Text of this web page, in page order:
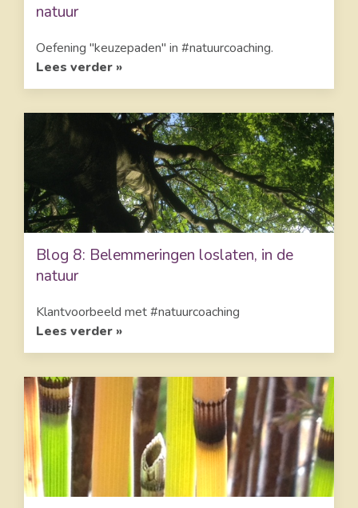
natuur
Oefening "keuzepaden" in #natuurcoaching.
Lees verder »
Blog 8: Belemmeringen loslaten, in de
natuur
Klantvoorbeeld met #natuurcoaching
Lees verder »